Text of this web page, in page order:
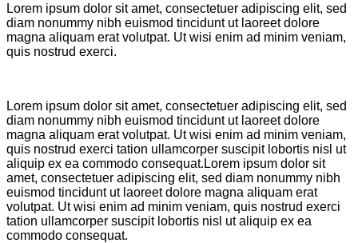
Lorem ipsum dolor sit amet, consectetuer adipiscing elit, sed
diam nonummy nibh euismod tincidunt ut laoreet dolore
magna aliquam erat volutpat. Ut wisi enim ad minim veniam,
quis nostrud exerci.
Lorem ipsum dolor sit amet, consectetuer adipiscing elit, sed
diam nonummy nibh euismod tincidunt ut laoreet dolore
magna aliquam erat volutpat. Ut wisi enim ad minim veniam,
quis nostrud exerci tation ullamcorper suscipit lobortis nisl ut
aliquip ex ea commodo consequat.Lorem ipsum dolor sit
amet, consectetuer adipiscing elit, sed diam nonummy nibh
euismod tincidunt ut laoreet dolore magna aliquam erat
volutpat. Ut wisi enim ad minim veniam, quis nostrud exerci
tation ullamcorper suscipit lobortis nisl ut aliquip ex ea
commodo consequat.